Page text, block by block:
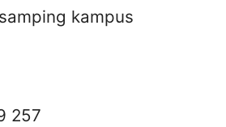
kampus
257